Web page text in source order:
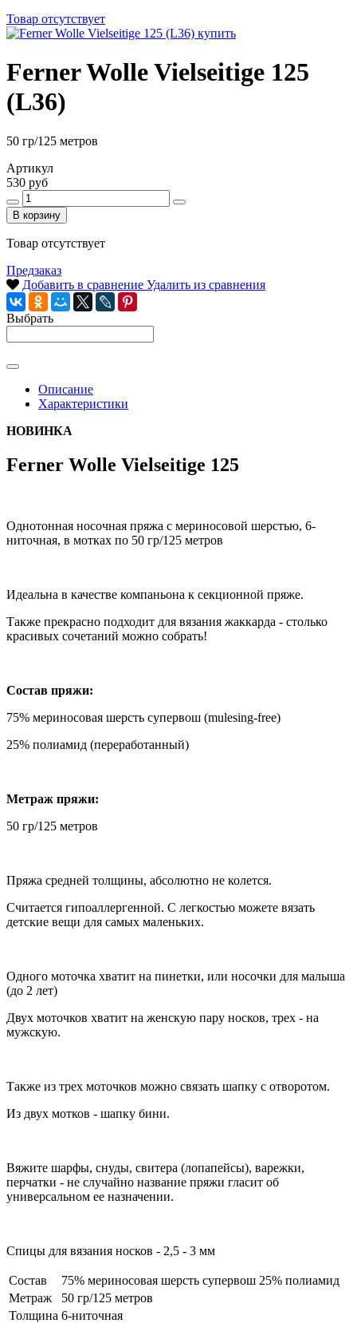
Товар отсутствует
Ferner Wolle Vielseitige 125
(L36)
50 гр/125 метров
Артикул
530 руб
В корзину
Товар отсутствует
Предзаказ
Добавить в сравнение Удалить из сравнения
Выбрать
Описание
Характеристики
НОВИНКА
Ferner Wolle Vielseitige 125
Однотонная носочная пряжа с мериносовой шерстью, 6-
ниточная, в мотках по 50 гр/125 метров
Идеальна в качестве компаньона к секционной пряже.
Также прекрасно подходит для вязания жаккарда - столько
красивых сочетаний можно собрать!
Состав пряжи:
75% мериносовая шерсть супервош (mulesing-free)
25% полиамид (переработанный)
Метраж пряжи:
50 гр/125 метров
Пряжа средней толщины, абсолютно не колется.
Считается гипоаллергенной. С легкостью можете вязать
детские вещи для самых маленьких.
Одного моточка хватит на пинетки, или носочки для малыша
(до 2 лет)
Двух моточков хватит на женскую пару носков, трех - на
мужскую.
Также из трех моточков можно связать шапку с отворотом.
Из двух мотков - шапку бини.
Вяжите шарфы, снуды, свитера (лопапейсы), варежки,
перчатки - не случайно название пряжи гласит об
универсальном ее назначении.
Спицы для вязания носков - 2,5 - 3 мм
Состав
75% мериносовая шерсть супервош 25% полиамид
Метраж
50 гр/125 метров
Толщина 6-ниточная